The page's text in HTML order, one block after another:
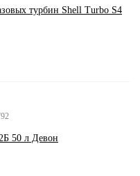
турбин Shell Turbo S4
50 л Девон